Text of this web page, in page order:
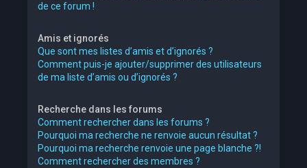
de ce forum !
Amis et ignorés
Que sont mes listes d’amis et d’ignorés ?
Comment puis-je ajouter/supprimer des utilisateurs
de ma liste d’amis ou d’ignorés ?
Recherche dans les forums
Comment rechercher dans les forums ?
Pourquoi ma recherche ne renvoie aucun résultat ?
Pourquoi ma recherche renvoie une page blanche ?!
Comment rechercher des membres ?